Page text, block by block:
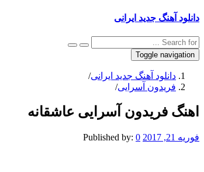
دانلود آهنگ جدید ایرانی
Toggle navigation
دانلود آهنگ جدید ایرانی/
فریدون آسرایی/
اهنگ فریدون آسرایی عاشقانه
فوریه 21, 2017 Published by: 0